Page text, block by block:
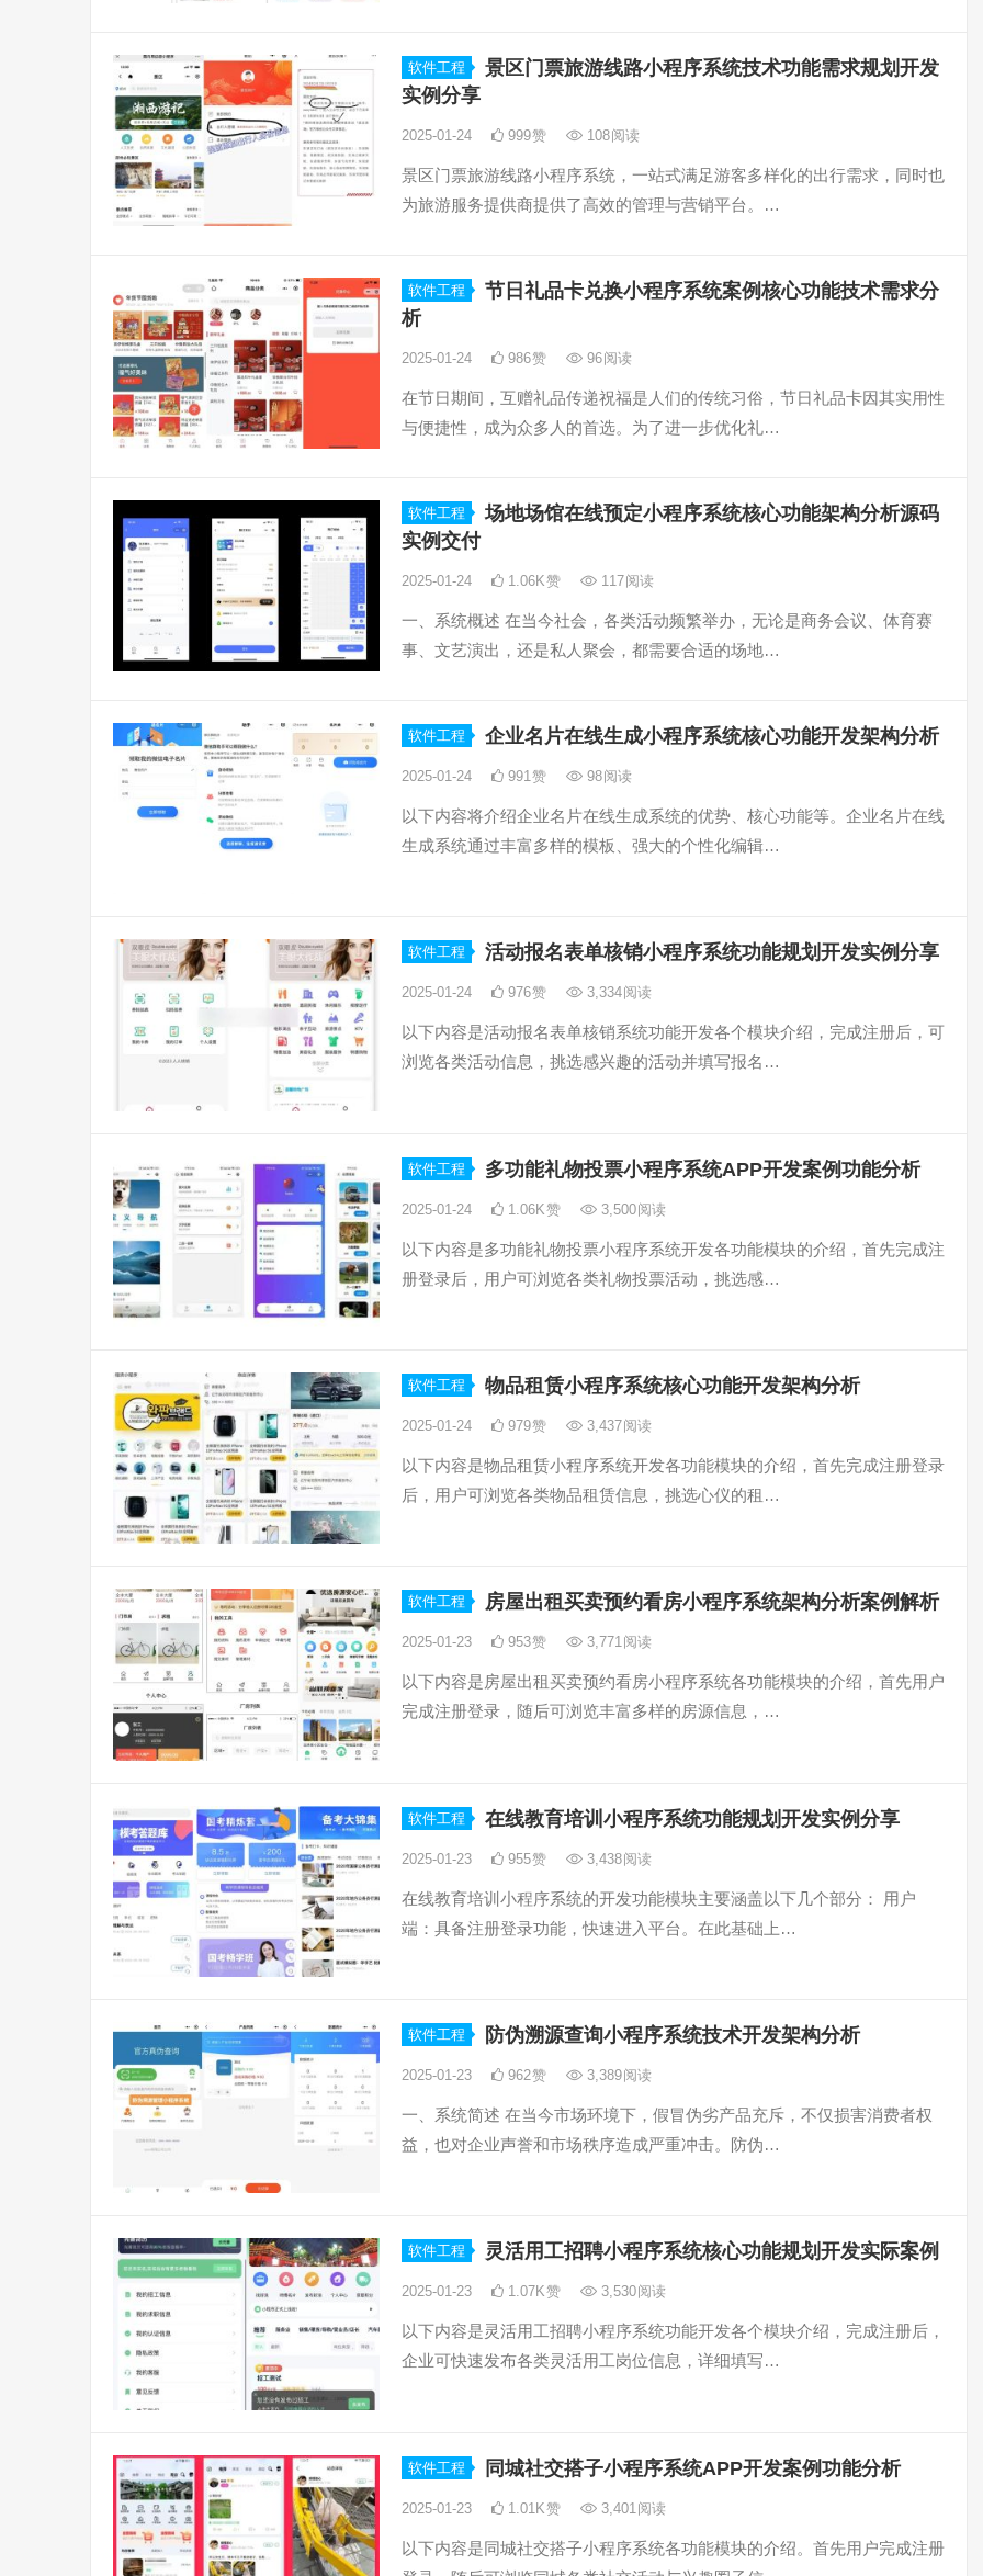
软件工程
景区门票旅游线路小程序系统技术功能需求规划开发
实例分享
2025-01-24 999赞 108阅读
景区门票旅游线路小程序系统，一站式满足游客多样化的出行需求，同时也
为旅游服务提供商提供了高效的管理与营销平台。…
软件工程
节日礼品卡兑换小程序系统案例核心功能技术需求分
析
2025-01-24 986赞 96阅读
在节日期间，互赠礼品传递祝福是人们的传统习俗，节日礼品卡因其实用性
与便捷性，成为众多人的首选。为了进一步优化礼…
软件工程
场地场馆在线预定小程序系统核心功能架构分析源码
实例交付
2025-01-24 1.06K赞 117阅读
一、系统概述 在当今社会，各类活动频繁举办，无论是商务会议、体育赛
事、文艺演出，还是私人聚会，都需要合适的场地…
软件工程 企业名片在线生成小程序系统核心功能开发架构分析
2025-01-24 991赞 98阅读
以下内容将介绍企业名片在线生成系统的优势、核心功能等。企业名片在线
生成系统通过丰富多样的模板、强大的个性化编辑…
软件工程 活动报名表单核销小程序系统功能规划开发实例分享
2025-01-24 976赞 3,334阅读
以下内容是活动报名表单核销系统功能开发各个模块介绍，完成注册后，可
浏览各类活动信息，挑选感兴趣的活动并填写报名…
软件工程 多功能礼物投票小程序系统APP开发案例功能分析
2025-01-24 1.06K赞 3,500阅读
以下内容是多功能礼物投票小程序系统开发各功能模块的介绍，首先完成注
册登录后，用户可浏览各类礼物投票活动，挑选感…
软件工程 物品租赁小程序系统核心功能开发架构分析
2025-01-24 979赞 3,437阅读
以下内容是物品租赁小程序系统开发各功能模块的介绍，首先完成注册登录
后，用户可浏览各类物品租赁信息，挑选心仪的租…
软件工程 房屋出租买卖预约看房小程序系统架构分析案例解析
2025-01-23 953赞 3,771阅读
以下内容是房屋出租买卖预约看房小程序系统各功能模块的介绍，首先用户
完成注册登录，随后可浏览丰富多样的房源信息，…
软件工程 在线教育培训小程序系统功能规划开发实例分享
2025-01-23 955赞 3,438阅读
在线教育培训小程序系统的开发功能模块主要涵盖以下几个部分： 用户
端：具备注册登录功能，快速进入平台。在此基础上…
软件工程 防伪溯源查询小程序系统技术开发架构分析
2025-01-23 962赞 3,389阅读
一、系统简述 在当今市场环境下，假冒伪劣产品充斥，不仅损害消费者权
益，也对企业声誉和市场秩序造成严重冲击。防伪…
软件工程 灵活用工招聘小程序系统核心功能规划开发实际案例
2025-01-23 1.07K赞 3,530阅读
以下内容是灵活用工招聘小程序系统功能开发各个模块介绍，完成注册后，
企业可快速发布各类灵活用工岗位信息，详细填写…
软件工程 同城社交搭子小程序系统APP开发案例功能分析
2025-01-23 1.01K赞 3,401 阅读
以下内容是同城社交搭子小程序系统各功能模块的介绍。首先用户完成注册